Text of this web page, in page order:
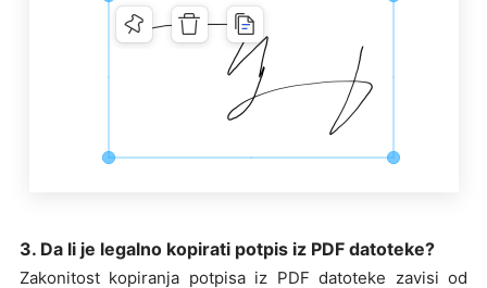
3. Da li je legalno kopirati potpis iz PDF datoteke?
Zakonitost kopiranja potpisa iz PDF datoteke zavisi od